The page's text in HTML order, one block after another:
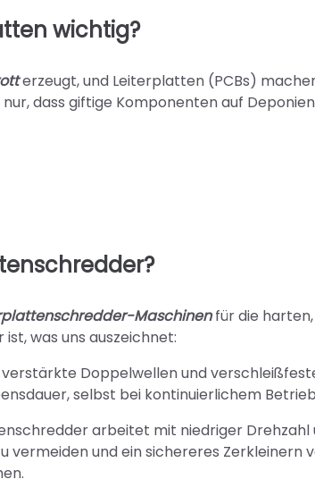
wichtig?
erzeugt, und Leiterplatten (PCBs)
dass giftige Komponenten auf
Maschinenfür die
was uns auszeichnet:
Doppelwellen und
selbst bei kontinuierlichem
arbeitet mit niedriger Drehzahl
vermeiden und ein sichereres Zerkleinern